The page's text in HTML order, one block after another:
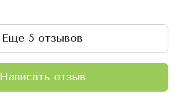
Еще 5 отзывов
Написать отзыв